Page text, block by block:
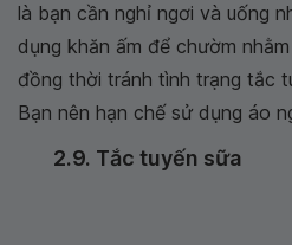
là bạn cần nghỉ ngơi và uống
dụng khăn ấm để chườm
đồng thời tránh tình trạng tắc
Bạn nên hạn chế sử dụng áo
2.9. Tắc tuyến sữa